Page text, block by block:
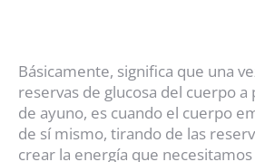
Básicamente, significa que una
reservas de glucosa del cuerpo
de ayuno, es cuando el cuerpo
de sí mismo, tirando de las
crear la energía que